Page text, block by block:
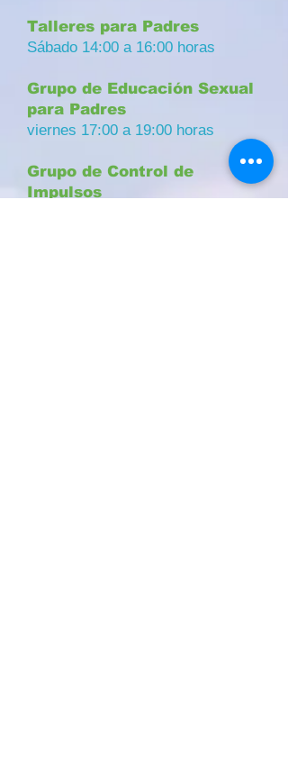
Talleres para Padres
Sábado 14:00 a 16:00 horas
Grupo de Educación Sexual
para Padres
viernes 17:00 a 19:00 horas
Grupo de Control de
Impulsos